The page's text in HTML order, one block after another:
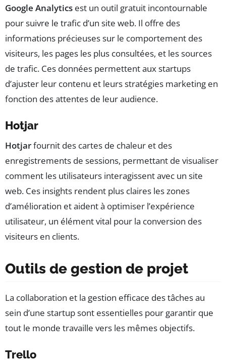
Google Analytics est un outil gratuit incontournable
pour suivre le trafic d’un site web. Il offre des
informations précieuses sur le comportement des
visiteurs, les pages les plus consultées, et les sources
de trafic. Ces données permettent aux startups
d’ajuster leur contenu et leurs stratégies marketing en
fonction des attentes de leur audience.
Hotjar
Hotjarfournit des cartes de chaleur et des
enregistrements de sessions, permettant de visualiser
comment les utilisateurs interagissent avec un site
web. Ces insights rendent plus claires les zones
d’amélioration et aident à optimiser l’expérience
utilisateur, un élément vital pour la conversion des
visiteurs en clients.
Outils de gestion de projet
La collaboration et la gestion efficace des tâches au
sein d’une startup sont essentielles pour garantir que
tout le monde travaille vers les mêmes objectifs.
Trello